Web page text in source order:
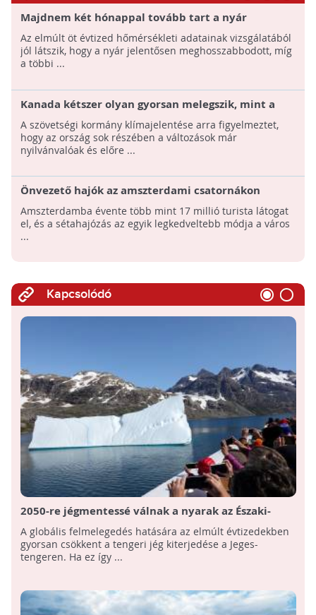
Majdnem két hónappal tovább tart a nyár
hazánkban
Az elmúlt öt évtized hőmérsékleti adatainak vizsgálatából
jól látszik, hogy a nyár jelentősen meghosszabbodott, míg
a többi ...
Kanada kétszer olyan gyorsan melegszik, mint a
világ többi része
A szövetségi kormány klímajelentése arra figyelmeztet,
hogy az ország sok részében a változások már
nyilvánvalóak és előre ...
Önvezető hajók az amszterdami csatornákon
Amszterdamba évente több mint 17 millió turista látogat
el, és a sétahajózás az egyik legkedveltebb módja a város
...
Kapcsolódó
2050-re jégmentessé válnak a nyarak az Északi-
sarkvidéken!
A globális felmelegedés hatására az elmúlt évtizedekben
gyorsan csökkent a tengeri jég kiterjedése a Jeges-
tengeren. Ha ez így ...